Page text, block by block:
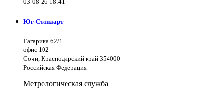
03-08-26 18:41
Юг-Стандарт
Гагарина 62/1
офис 102
Сочи, Краснодарский край 354000
Российская Федерация
Метрологическая служба